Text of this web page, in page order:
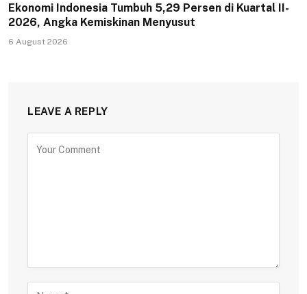
Ekonomi Indonesia Tumbuh 5,29 Persen di Kuartal II-
2026, Angka Kemiskinan Menyusut
6 August 2026
LEAVE A REPLY